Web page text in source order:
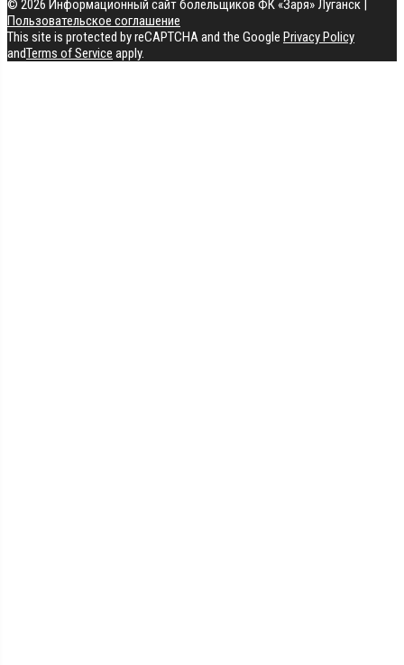
© 2026 Информационный сайт болельщиков ФК «Заря» Луганск
Пользовательское соглашение
This site is protected by reCAPTCHA and the Google Privacy Policy
andTerms of Service apply.